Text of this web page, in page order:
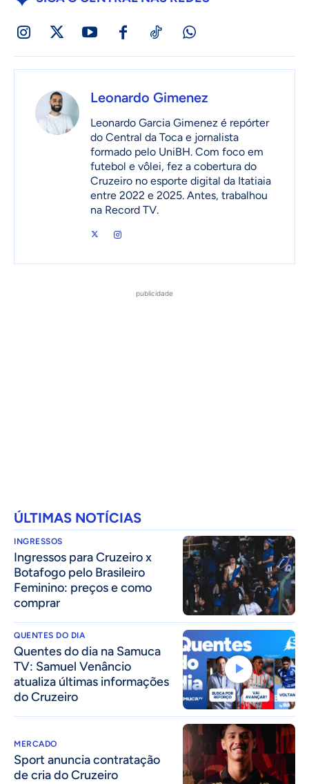
Leonardo Gimenez
Leonardo Garcia Gimenez é repórter
do Central da Toca e jornalista
formado pelo UniBH. Com foco em
futebol e vôlei, fez a cobertura do
Cruzeiro no esporte digital da Itatiaia
entre 2022 e 2025. Antes, trabalhou
na Record TV.
publicidade
ÚLTIMAS NOTÍCIAS
INGRESSOS
Ingressos para Cruzeiro x
Botafogo pelo Brasileiro
Feminino: preços e como
comprar
QUENTES DO DIA
Quentes do dia na Samuca
TV: Samuel Venâncio
atualiza últimas informações
do Cruzeiro
MERCADO
Sport anuncia contratação
de cria do Cruzeiro